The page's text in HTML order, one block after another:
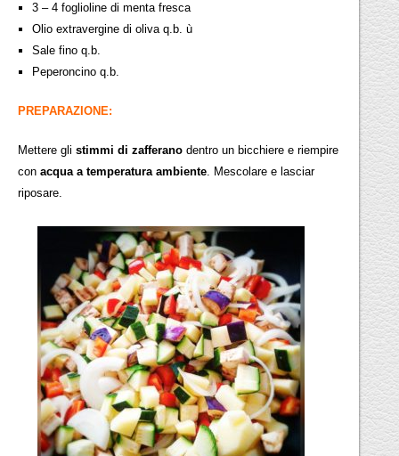
3 – 4 foglioline di menta fresca
Olio extravergine di oliva q.b. ù
Sale fino q.b.
Peperoncino q.b.
PREPARAZIONE:
Mettere glistimmi di zafferano dentro un bicchiere e riempire
conacqua a temperatura ambiente. Mescolare e lasciar
riposare.